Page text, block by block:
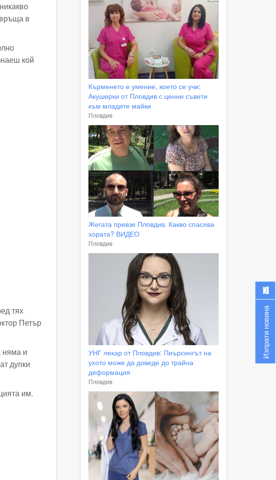
в
кой
тях
Петър
няма и
дупки
им.
Кърменето е умение, което се учи:
Акушерки от Пловдив с ценни съвети
към младите майки
Пловдив
Жегата превзе Пловдив. Какво спасява
хората? ВИДЕО
Пловдив
УНГ лекар от Пловдив: Пиърсингът на
ухото може да доведе до трайна
деформация
Пловдив
Изпрати новина